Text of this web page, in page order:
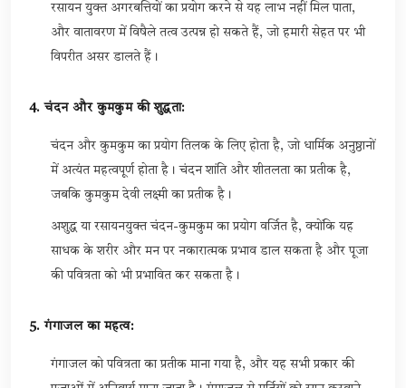
रसायन युक्त अगरबत्तियों का प्रयोग करने से यह लाभ नहीं मिल पाता,
और वातावरण में विषैले तत्व उत्पन्न हो सकते हैं, जो हमारी सेहत पर भी
विपरीत असर डालते हैं।
4. चंदन और कुमकुम की शुद्धता:
चंदन और कुमकुम का प्रयोग तिलक के लिए होता है, जो धार्मिक अनुष्ठानों
में अत्यंत महत्वपूर्ण होता है। चंदन शांति और शीतलता का प्रतीक है,
जबकि कुमकुम देवी लक्ष्मी का प्रतीक है।
अशुद्ध या रसायनयुक्त चंदन-कुमकुम का प्रयोग वर्जित है, क्योंकि यह
साधक के शरीर और मन पर नकारात्मक प्रभाव डाल सकता है और पूजा
की पवित्रता को भी प्रभावित कर सकता है।
5. गंगाजल का महत्व:
गंगाजल को पवित्रता का प्रतीक माना गया है, और यह सभी प्रकार की